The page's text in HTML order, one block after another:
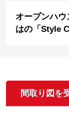
オープンハ
はの「Style
間取り図を